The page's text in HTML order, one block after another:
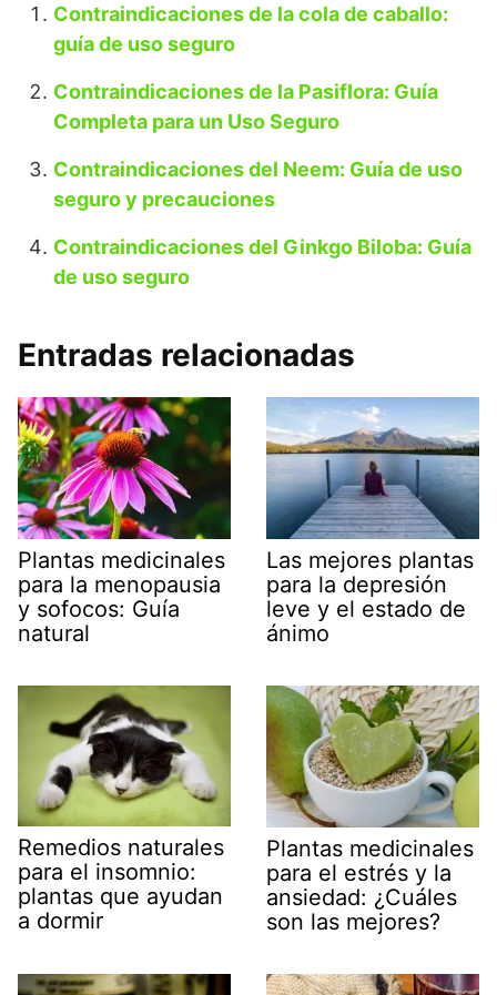
Contraindicaciones de la cola de caballo:
guía de uso seguro
Contraindicaciones de la Pasiflora: Guía
Completa para un Uso Seguro
Contraindicaciones del Neem: Guía de uso
seguro y precauciones
Contraindicaciones del Ginkgo Biloba: Guía
de uso seguro
Entradas relacionadas
Plantas medicinales
para la menopausia
y sofocos: Guía
natural
Las mejores plantas
para la depresión
leve y el estado de
ánimo
Remedios naturales
para el insomnio:
plantas que ayudan
a dormir
Plantas medicinales
para el estrés y la
ansiedad: ¿Cuáles
son las mejores?